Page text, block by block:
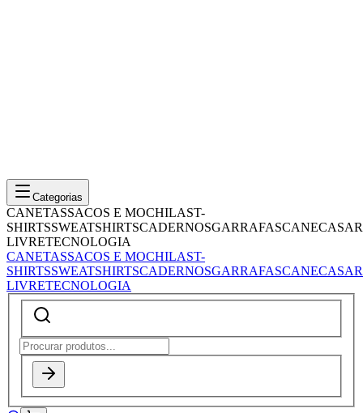
Categorias
CANETASSACOS E MOCHILAST-
SHIRTSSWEATSHIRTSCADERNOSGARRAFASCANECASAR
LIVRETECNOLOGIA
CANETASSACOS E MOCHILAST-
SHIRTSSWEATSHIRTSCADERNOSGARRAFASCANECASAR
LIVRETECNOLOGIA